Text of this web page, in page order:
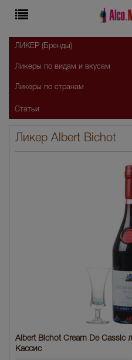
Ликер Albert Bichot
Albert Bichot Cream De
Кассис
ЛИКЕР (Бренды)
Ликеры по видам и вкусам
Ликеры по странам
Статьи